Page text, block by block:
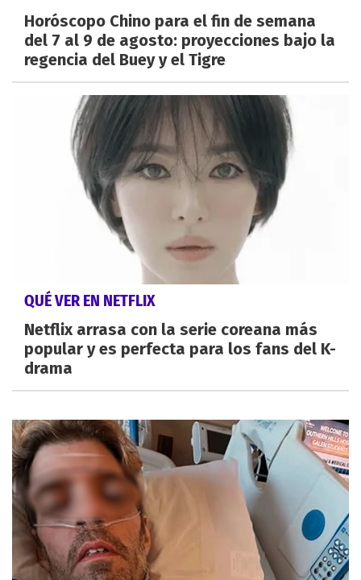
Horóscopo Chino para el fin de semana
del 7 al 9 de agosto: proyecciones bajo la
regencia del Buey y el Tigre
QUÉ VER EN NETFLIX
Netflix arrasa con la serie coreana más
popular y es perfecta para los fans del K-
drama